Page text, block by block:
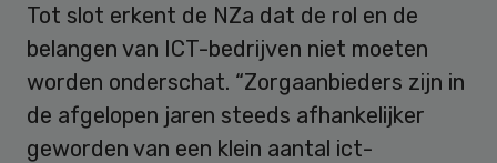
Tot slot erkent de NZa dat de rol en de
belangen van ICT-bedrijven niet moeten
worden onderschat. “Zorgaanbieders zijn in
de afgelopen jaren steeds afhankelijker
geworden van een klein aantal ict-